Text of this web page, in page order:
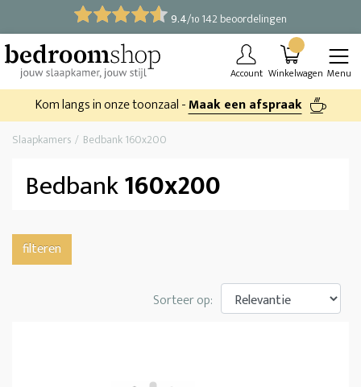
9.4/10 142 beoordelingen
Account Winkelwagen Menu
Kom langs in onze toonzaal -Maak een afspraak
Slaapkamers Bedbank 160x200
Bedbank160x200
filteren
Sorteer op: